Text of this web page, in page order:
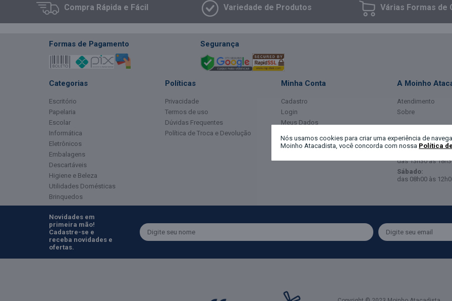
Compra Rápida e Fácil Variedade de Produtos Várias Formas de
Nós usamos cookies para criar uma experiência de
Moinho Atacadista, você concorda com nossa Política
Formas de Pagamento Segurança
Categorias
Escritório
Papelaria
Escolar
Informática
Eletrônicos
Embalagens
Descartáveis
Higiene e Beleza
Utilidades Domésticas
Brinquedos
Políticas
Privacidade
Termos de uso
Dúvidas Frequentes
Política de Troca e Devolução
Minha Conta
Cadastro
Login
Meus Dados
A Moinho
Atendimento
Sobre
Horário de
Segunda a
das 13h30 às
Sábado:
das 08h00 às
Novidades em
primeira mão!
Cadastre-se e
receba novidades e
ofertas.